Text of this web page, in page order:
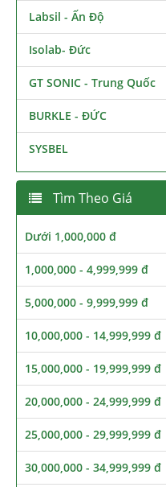
Labsil - Ấn Độ
Isolab- Đức
GT SONIC - Trung Quốc
BURKLE - ĐỨC
SYSBEL
Tìm Theo Giá
Dưới 1,000,000 đ
1,000,000 - 4,999,999 đ
5,000,000 - 9,999,999 đ
10,000,000 - 14,999,999 đ
15,000,000 - 19,999,999 đ
20,000,000 - 24,999,999 đ
25,000,000 - 29,999,999 đ
30,000,000 - 34,999,999 đ